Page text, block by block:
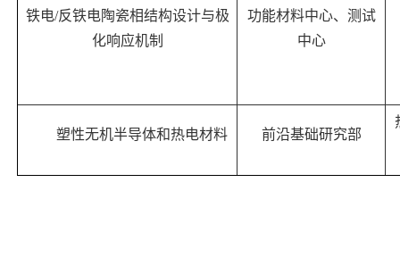
铁电/反铁电陶瓷相结构设计与极
化响应机制
功能材料中心、测试
中心
塑性无机半导体和热电材料 前沿基础研究部